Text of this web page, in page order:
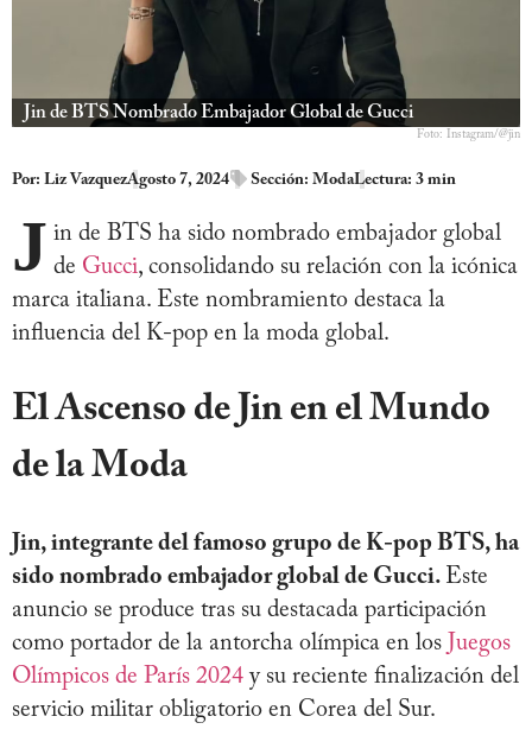
Jin de BTS Nombrado Embajador Global de Gucci
Foto: Instagram/@jin
Por: Liz VazquezAgosto 7, 2024 Sección: ModaLectura: 3 min
J in de BTS ha sido nombrado embajador global
de Gucci, consolidando su relación con la icónica
marca italiana. Este nombramiento destaca la
influencia del K-pop en la moda global.
El Ascenso de Jin en el Mundo
de la Moda
Jin, integrante del famoso grupo de K-pop BTS, ha
sido nombrado embajador global de Gucci. Este
anuncio se produce tras su destacada participación
como portador de la antorcha olímpica en los Juegos
Olímpicos de París 2024 y su reciente finalización del
servicio militar obligatorio en Corea del Sur.